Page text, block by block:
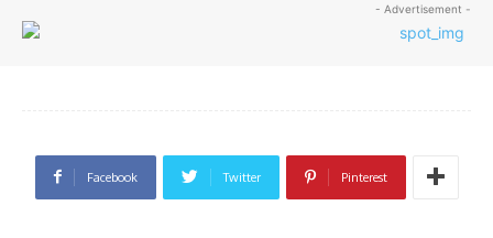
- Advertisement -
Facebook Twitter Pinterest